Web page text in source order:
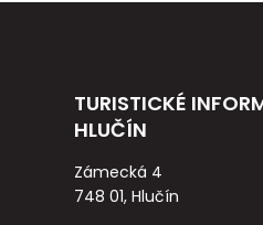
TURISTICKÉ
HLUČÍN
Zámecká 4
748 01, Hlučín